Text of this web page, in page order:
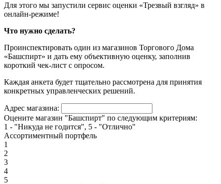
Для этого мы запустили сервис оценки «Трезвый взгляд» в
онлайн-режиме!
Что нужно сделать?
Проинспектировать один из магазинов Торгового Дома
«Башспирт» и дать ему объективную оценку, заполнив
короткий чек-лист с опросом.
Каждая анкета будет тщательно рассмотрена для принятия
конкретных управленческих решений.
Адрес магазина:
Оцените магазин "Башспирт" по следующим критериям:
1 - "Никуда не годится", 5 - "Отлично"
Ассортиментный портфель
1
2
3
4
5